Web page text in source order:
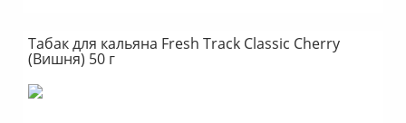
Табак для кальяна Fresh Track Classic Cherry
(Вишня) 50 г